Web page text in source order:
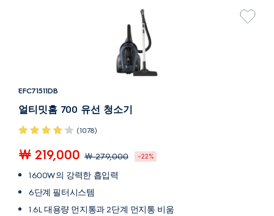
EFC71511DB
얼티밋홈 700 유선 청소기
(1078)
￦ 219,000 ￦ 279,000 -22%
1600W의 강력한 흡입력
6단계 필터시스템
1.6L 대용량 먼지통과 2단계 먼지통 비움